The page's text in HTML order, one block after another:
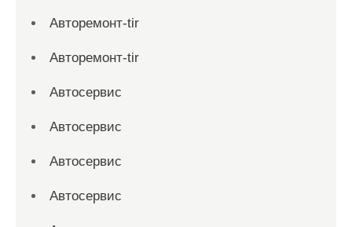
Авторемонт-tir
Авторемонт-tir
Автосервис
Автосервис
Автосервис
Автосервис